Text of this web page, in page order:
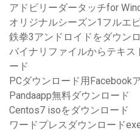
アドビリーダータッチfor
オリジナルシーズン1フルエ
鉄拳3アンドロイドをダウン
バイナリファイルからテキス
ード
PCダウンロード用Facebook
Pandaapp無料ダウンロード
Centos7 isoをダウンロード
ワードプレスダウンロード